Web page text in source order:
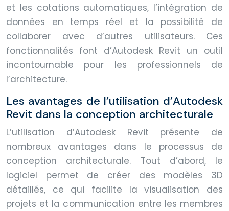
et les cotations automatiques, l’intégration de
données en temps réel et la possibilité de
collaborer avec d’autres utilisateurs. Ces
fonctionnalités font d’Autodesk Revit un outil
incontournable pour les professionnels de
l’architecture.
Les avantages de l’utilisation d’Autodesk
Revit dans la conception architecturale
L’utilisation d’Autodesk Revit présente de
nombreux avantages dans le processus de
conception architecturale. Tout d’abord, le
logiciel permet de créer des modèles 3D
détaillés, ce qui facilite la visualisation des
projets et la communication entre les membres